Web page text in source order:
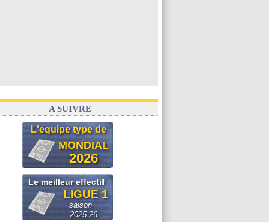
A SUIVRE
L'equipe type de
MONDIAL
2026
Le meilleur effectif
LIGUE 1
saison
2025-26